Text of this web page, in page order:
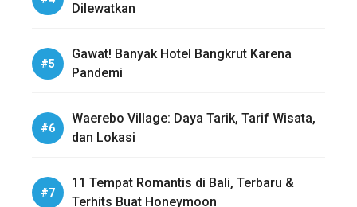
Dilewatkan
Gawat! Banyak Hotel Bangkrut Karena
Pandemi
Waerebo Village: Daya Tarik, Tarif Wisata,
dan Lokasi
11 Tempat Romantis di Bali, Terbaru &
Terhits Buat Honeymoon